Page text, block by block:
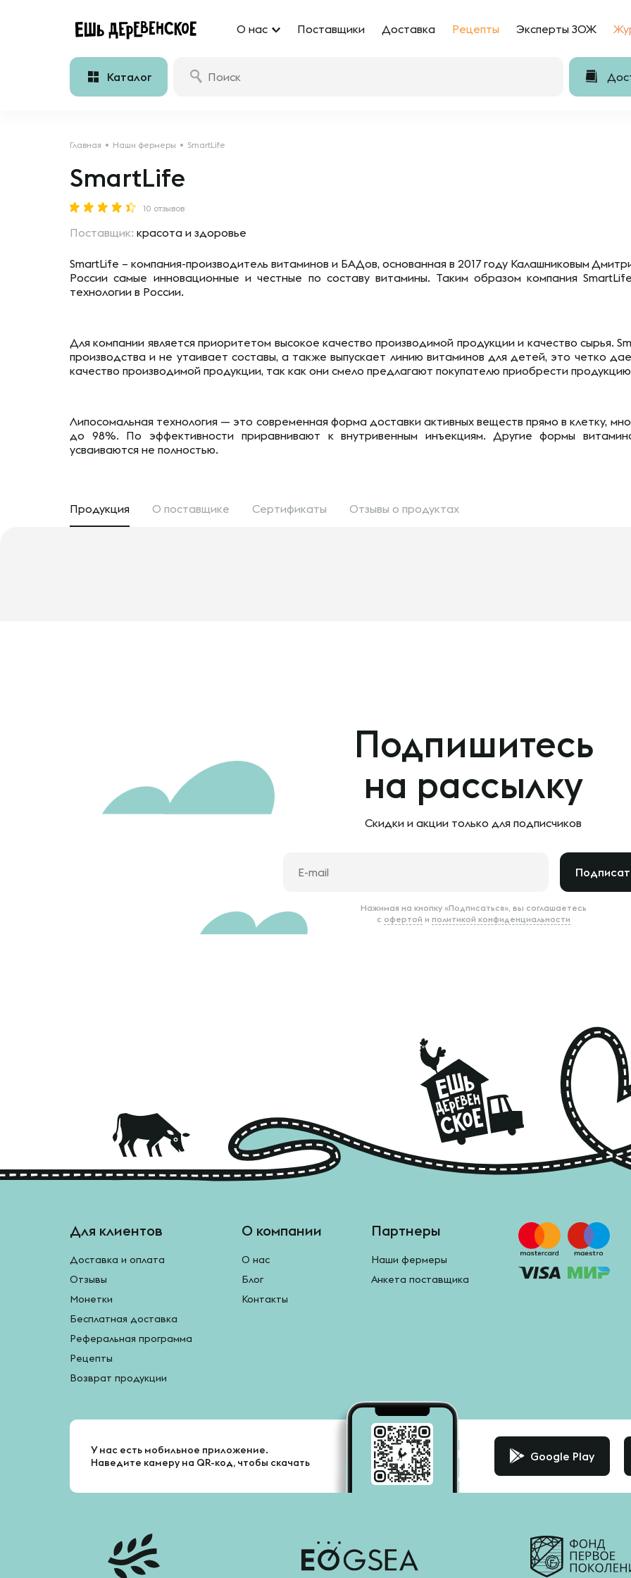
О нас Поставщики Доставка Рецепты Эксперты ЗОЖ
Каталог
Главная Наши фермеры SmartLife
SmartLife
10 отзывов
Поставщик: красота и здоровье
SmartLife – компания-производитель витаминов и БАДов, основанная в 2017 году Калашниковым
России самые инновационные и честные по составу витамины. Таким образом компания
технологии в России.
Для компании является приоритетом высокое качество производимой продукции и качество сырья.
производства и не утаивает составы, а также выпускает линию витаминов для детей, это четко
качество производимой продукции, так как они смело предлагают покупателю приобрести
Липосомальная технология — это современная форма доставки активных веществ прямо в клетку,
до 98%. По эффективности приравнивают к внутривенным инъекциям. Другие формы
усваиваются не полностью.
Продукция О поставщике Сертификаты Отзывы о продуктах
Подпишитесь
на рассылку
Скидки и акции только для подписчиков
Нажимая на кнопку «Подписаться», вы соглашаетесь
с офертой и политикой конфиденциальности
Для клиентов
Доставка и оплата
Отзывы
Монетки
Бесплатная доставка
Реферальная программа
Рецепты
Возврат продукции
О компании
О нас
Блог
Контакты
Партнеры
Наши фермеры
Анкета поставщика
У нас есть мобильное приложение.
Наведите камеру на QR-код, чтобы скачать
Google Play